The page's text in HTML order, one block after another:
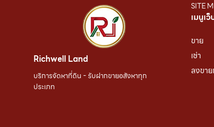
Richwell Land
บริการจัดหาที่ดิน - รับฝากขายอสังหาทุก
ประเภท
SITE
เมนูเ
ขาย
เช่า
ลงขาย